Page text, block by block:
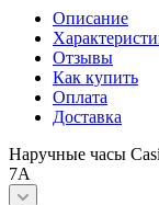
Описание
Отзывы
Как купить
Оплата
Доставка
Наручные часы
7A